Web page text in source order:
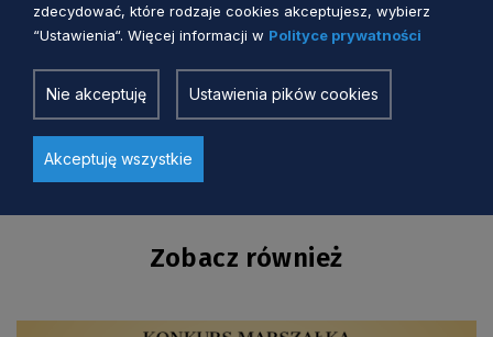
Zarządzenie Nr 31/21 Marszałka
Województwa Pomorskiego z dnia 1
kwietnia 2021 r.
Zobacz również
zdecydować, które rodzaje cookies akceptujesz, wybierz
“Ustawienia“. Więcej informacji w Polityce prywatności
Nie akceptuję Ustawienia pików cookies
Akceptuję wszystkie